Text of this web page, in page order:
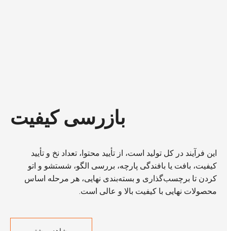
بازرسی کیفیت
این فرآیند در کل تولید است، از تأیید محتوا، تعداد نخ و تأیید
کیفیت، بافت یا بافندگی پارچه، بررسی الگو، شستشو و اتو
کردن تا برچسب‌گذاری و بسته‌بندی نهایی، هر مرحله اساس
محصولات نهایی با کیفیت بالا و عالی است.